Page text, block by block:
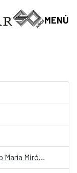
MENÚ